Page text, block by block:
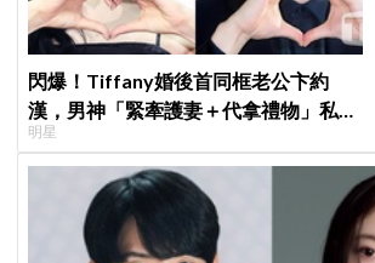
閃爆！Tiffany婚後首同框老公卞約
漢，男神「緊牽護妻＋代拿禮物」私下
甜度超標
明星